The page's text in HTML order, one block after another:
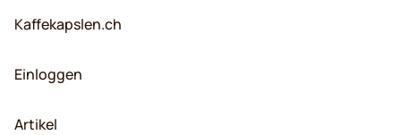
Kaffekapslen.ch
Einloggen
Artikel